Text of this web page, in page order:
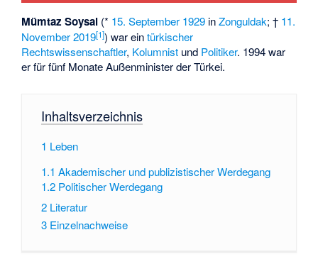
Mümtaz Soysal (* 15. September 1929 inZonguldak; † 11.
November 2019[1]) war eintürkischer
Rechtswissenschaftler, Kolumnist und Politiker. 1994 war
er für fünf MonateAußenminister der Türkei.
Inhaltsverzeichnis
1 Leben
1.1 Akademischer und publizistischer Werdegang
1.2 Politischer Werdegang
2 Literatur
3 Einzelnachweise